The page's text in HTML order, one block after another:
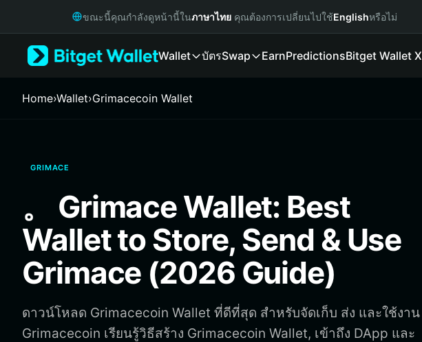
Русский
Italiano
繁體中文
Bahasa Indonesia
ภาษาไทย
Español
Português (Brasil)
Español (Argentina)
ขณะนี้คุณกำลังดูหน้านี้ในภาษาไทย คุณต้องการเปลี่ยนไปใช้Englishหรือไม่
Wallet บัตรSwap EarnPredictionsBitget Wallet X
Home›Wallet›Grimacecoin Wallet
GRIMACE
。 Grimace Wallet: Best
Wallet to Store, Send & Use
Grimace (2026 Guide)
ดาวน์โหลด Grimacecoin Wallet ที่ดีที่สุด สำหรับจัดเก็บ ส่ง และใช้งาน
Grimacecoin เรียนรู้วิธีสร้าง Grimacecoin Wallet, เข้าถึง DApp และ